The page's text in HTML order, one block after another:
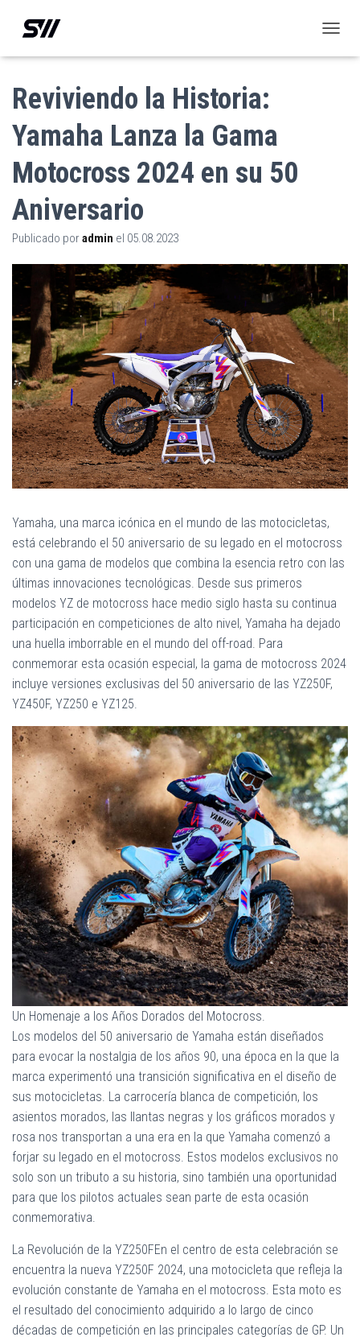
A
V
E
G
A
C
I
Ó
Reviviendo la Historia:
Yamaha Lanza la Gama
Motocross 2024 en su 50
Aniversario
Publicado poradmin el 05.08.2023
Yamaha, una marca icónica en el mundo de las motocicletas,
está celebrando el 50 aniversario de su legado en el motocross
con una gama de modelos que combina la esencia retro con las
últimas innovaciones tecnológicas. Desde sus primeros
modelos YZ de motocross hace medio siglo hasta su continua
participación en competiciones de alto nivel, Yamaha ha dejado
una huella imborrable en el mundo del off-road. Para
conmemorar esta ocasión especial, la gama de motocross 2024
incluye versiones exclusivas del 50 aniversario de las YZ250F,
YZ450F, YZ250 e YZ125.
Un Homenaje a los Años Dorados del Motocross.
Los modelos del 50 aniversario de Yamaha están diseñados
para evocar la nostalgia de los años 90, una época en la que la
marca experimentó una transición significativa en el diseño de
sus motocicletas. La carrocería blanca de competición, los
asientos morados, las llantas negras y los gráficos morados y
rosa nos transportan a una era en la que Yamaha comenzó a
forjar su legado en el motocross. Estos modelos exclusivos no
solo son un tributo a su historia, sino también una oportunidad
para que los pilotos actuales sean parte de esta ocasión
conmemorativa.
La Revolución de la YZ250FEn el centro de esta celebración se
encuentra la nueva YZ250F 2024, una motocicleta que refleja la
evolución constante de Yamaha en el motocross. Esta moto es
el resultado del conocimiento adquirido a lo largo de cinco
décadas de competición en las principales categorías de GP. Un